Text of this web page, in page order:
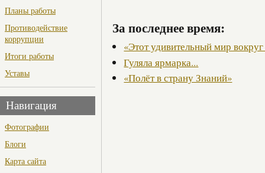
Планы работы
Противодействие
коррупции
Итоги работы
Уставы
Навигация
Фотографии
Блоги
Карта сайта
За последнее время:
«Этот удивительный мир
Гуляла ярмарка...
«Полёт в страну Знаний»